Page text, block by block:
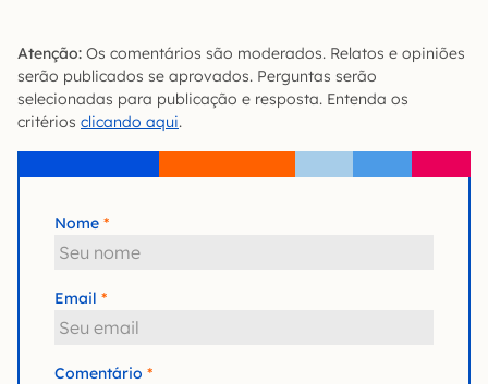
Atenção: Os comentários são moderados. Relatos e opiniões
serão publicados se aprovados. Perguntas serão
selecionadas para publicação e resposta. Entenda os
critérios clicando aqui.
Nome
Email
Comentário